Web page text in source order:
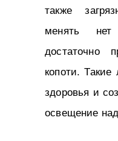
также
менять
достаточно
копоти.
здоровья и
освещение